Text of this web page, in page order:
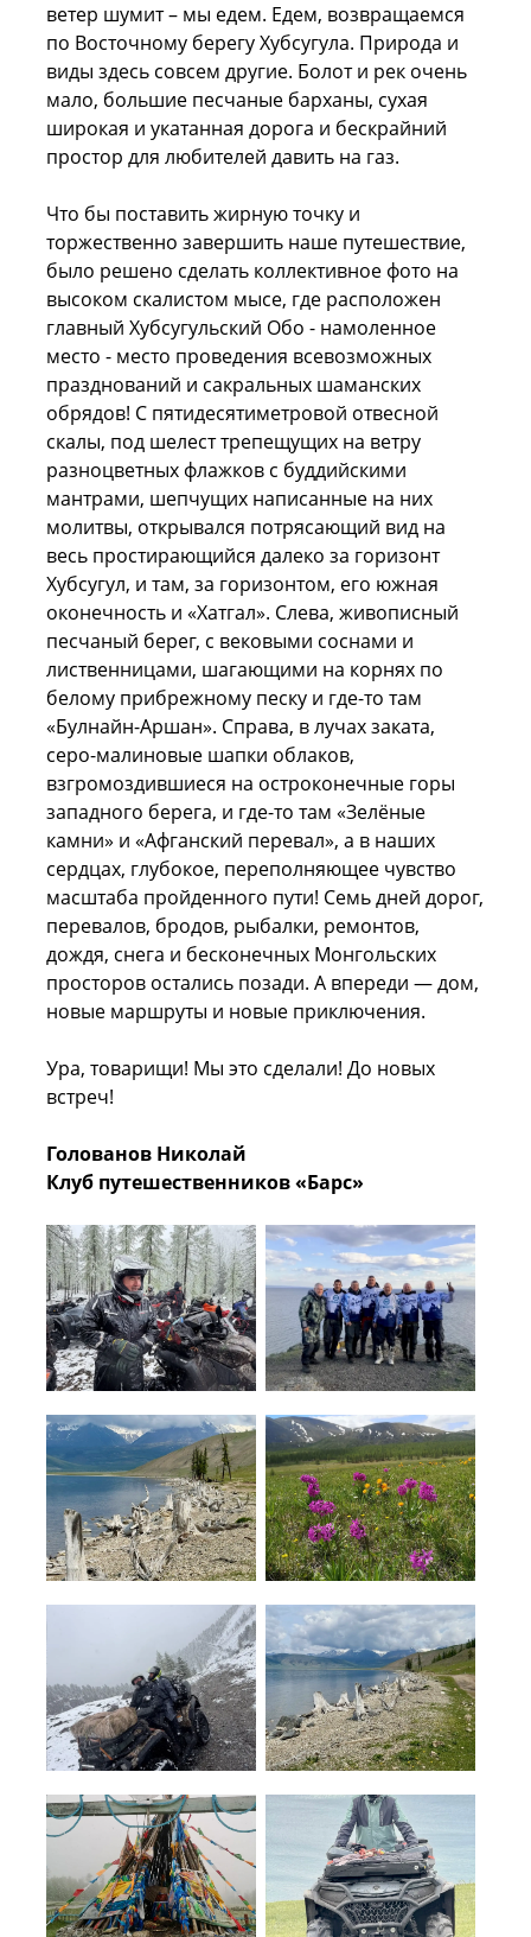
ветер шумит – мы едем. Едем, возвращаемся
по Восточному берегу Хубсугула. Природа и
виды здесь совсем другие. Болот и рек очень
мало, большие песчаные барханы, сухая
широкая и укатанная дорога и бескрайний
простор для любителей давить на газ.
Что бы поставить жирную точку и
торжественно завершить наше путешествие,
было решено сделать коллективное фото на
высоком скалистом мысе, где расположен
главный Хубсугульский Обо - намоленное
место - место проведения всевозможных
празднований и сакральных шаманских
обрядов! С пятидесятиметровой отвесной
скалы, под шелест трепещущих на ветру
разноцветных флажков с буддийскими
мантрами, шепчущих написанные на них
молитвы, открывался потрясающий вид на
весь простирающийся далеко за горизонт
Хубсугул, и там, за горизонтом, его южная
оконечность и «Хатгал». Слева, живописный
песчаный берег, с вековыми соснами и
лиственницами, шагающими на корнях по
белому прибрежному песку и где-то там
«Булнайн-Аршан». Справа, в лучах заката,
серо-малиновые шапки облаков,
взгромоздившиеся на остроконечные горы
западного берега, и где-то там «Зелёные
камни» и «Афганский перевал», а в наших
сердцах, глубокое, переполняющее чувство
масштаба пройденного пути! Семь дней дорог,
перевалов, бродов, рыбалки, ремонтов,
дождя, снега и бесконечных Монгольских
просторов остались позади. А впереди — дом,
новые маршруты и новые приключения.
Ура, товарищи! Мы это сделали! До новых
встреч!
Голованов Николай
Клуб путешественников «Барс»